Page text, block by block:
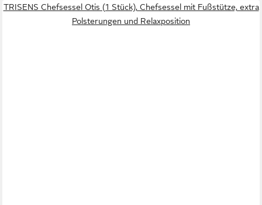
TRISENS Chefsessel Otis (1 Stück), Chefsessel mit Fußstütze, extra
Polsterungen und Relaxposition